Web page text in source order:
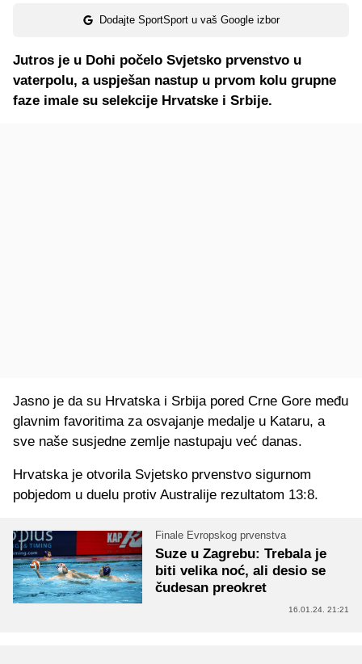
Dodajte SportSport u vaš Google izbor
Jutros je u Dohi počelo Svjetsko prvenstvo u
vaterpolu, a uspješan nastup u prvom kolu grupne
faze imale su selekcije Hrvatske i Srbije.
Jasno je da su Hrvatska i Srbija pored Crne Gore među
glavnim favoritima za osvajanje medalje u Kataru, a
sve naše susjedne zemlje nastupaju već danas.
Hrvatska je otvorila Svjetsko prvenstvo sigurnom
pobjedom u duelu protiv Australije rezultatom 13:8.
Finale Evropskog prvenstva
Suze u Zagrebu: Trebala je
biti velika noć, ali desio se
čudesan preokret
16.01.24. 21:21